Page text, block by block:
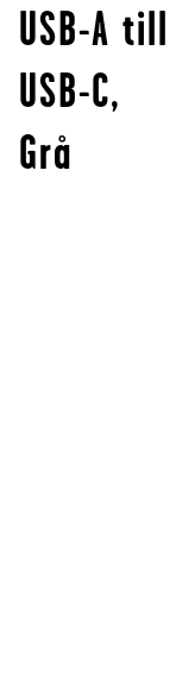
USB-A till
USB-C,
Grå